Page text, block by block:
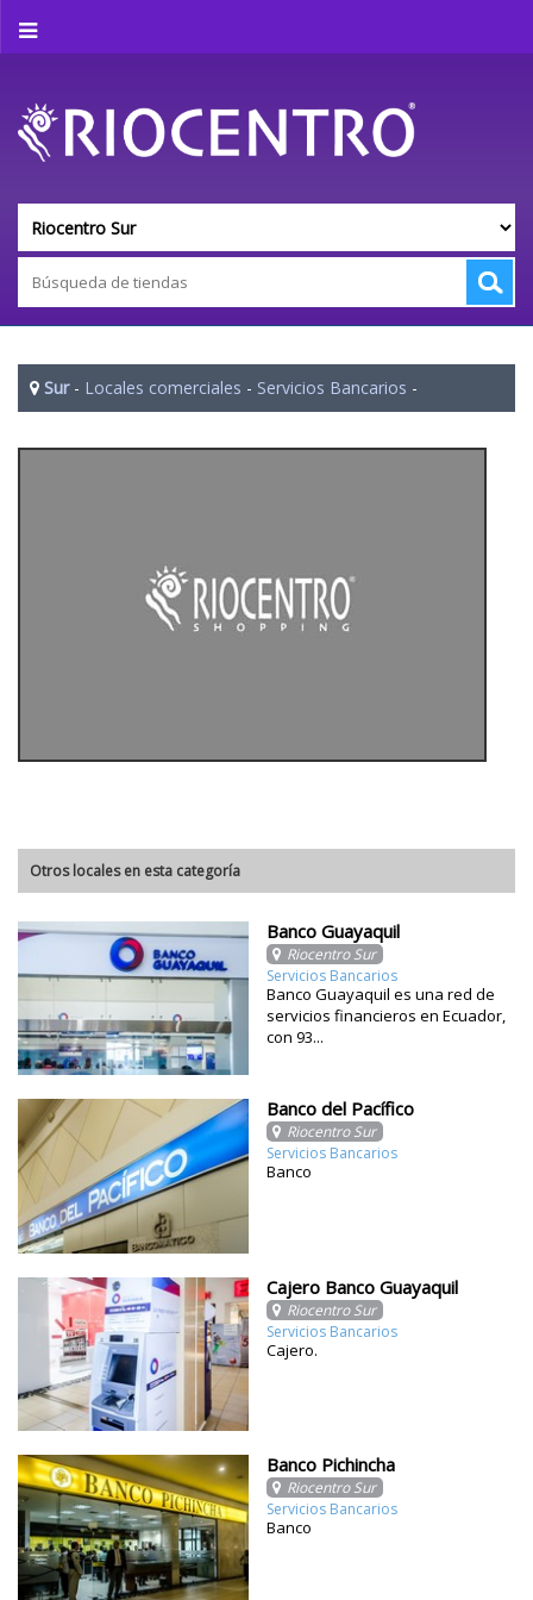
Sur- Locales comerciales - Servicios Bancarios -
Otros locales en esta categoría
Banco Guayaquil
Riocentro Sur
Servicios Bancarios
Banco Guayaquil es una red de
servicios financieros en Ecuador,
con 93...
Banco del Pacífico
Riocentro Sur
Servicios Bancarios
Banco
Cajero Banco Guayaquil
Riocentro Sur
Servicios Bancarios
Cajero.
Banco Pichincha
Riocentro Sur
Servicios Bancarios
Banco